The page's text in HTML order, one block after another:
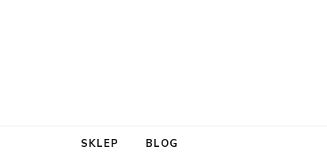
SKLEP BLOG